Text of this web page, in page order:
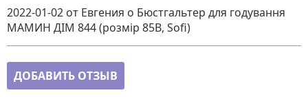
2022-01-02 от Евгения о Бюстгальтер для годування
МАМИН ДІМ 844 (розмір 85B, Sofi)
ДОБАВИТЬ ОТЗЫВ